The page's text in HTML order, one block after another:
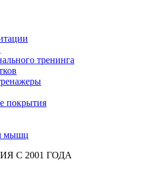
тренинга
покрытия
мышц
С 2001 ГОДА